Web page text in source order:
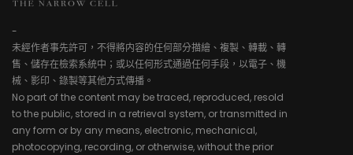
-
未經作者事先許可，不得將内容的任何部分描繪、複製、轉載、轉
售、儲存在檢索系統中；或以任何形式通過任何手段，以電子、機
械、影印、錄製等其他方式傳播。
No part of the content may be traced, reproduced, resold
to the public, stored in a retrieval system, or transmitted in
any form or by any means, electronic, mechanical,
photocopying, recording, or otherwise, without the prior